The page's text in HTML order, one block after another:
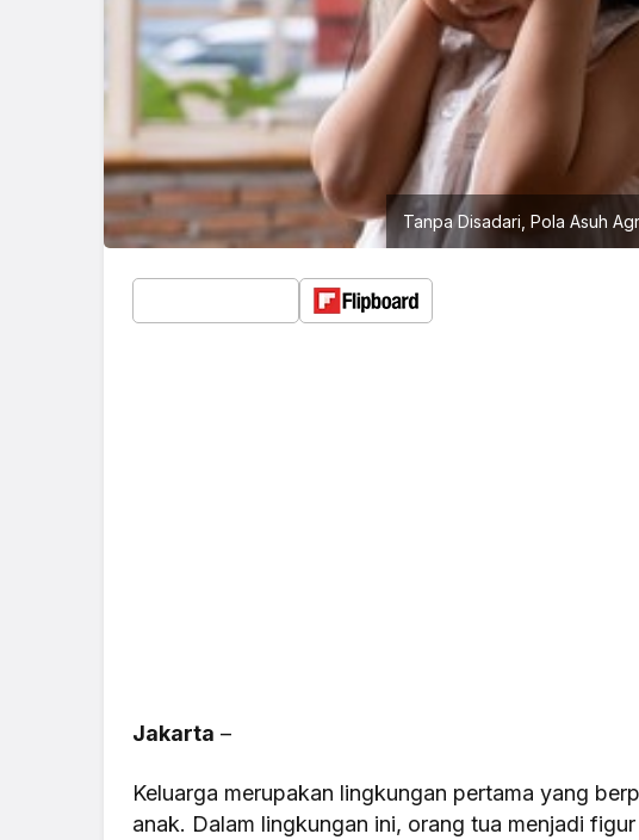
Tanpa Disadari, Pola Asuh
Jakarta –
Keluarga merupakan lingkungan pertama yang
anak. Dalam lingkungan ini, orang tua menjadi